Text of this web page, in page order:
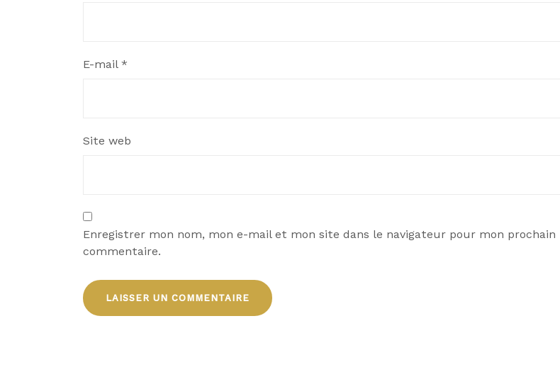
E-mail *
Site web
Enregistrer mon nom, mon e-mail et mon site dans le navigateur pour mon prochain
commentaire.